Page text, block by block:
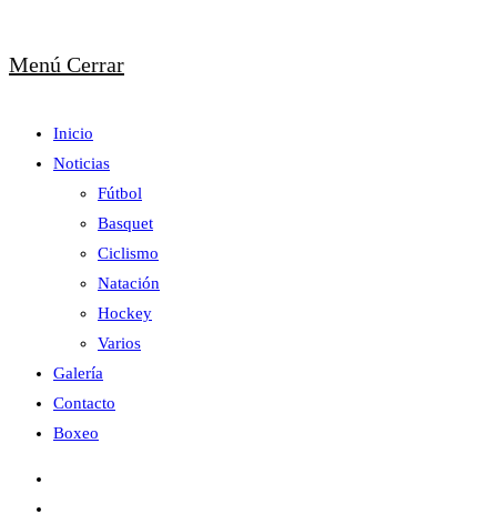
Menú Cerrar
Inicio
Noticias
Fútbol
Basquet
Ciclismo
Natación
Hockey
Varios
Galería
Contacto
Boxeo